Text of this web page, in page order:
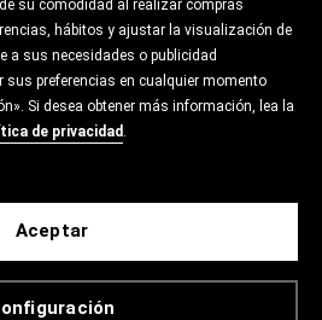
su comodidad al realizar compras
hábitos y ajustar la visualización de
a sus necesidades o publicidad
sus preferencias en cualquier momento
Si desea obtener más información, lea la
de privacidad.
Aceptar